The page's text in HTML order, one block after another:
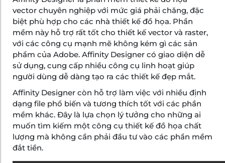
vector chuyên nghiệp với mức giá phải chăng, đặc
biệt phù hợp cho các nhà thiết kế đồ họa. Phần
mềm này hỗ trợ rất tốt cho thiết kế vector và raster,
với các công cụ mạnh mẽ không kém gì các sản
phẩm của Adobe. Affinity Designer có giao diện dễ
sử dụng, cung cấp nhiều công cụ linh hoạt giúp
người dùng dễ dàng tạo ra các thiết kế đẹp mắt.
Affinity Designer còn hỗ trợ làm việc với nhiều định
dạng file phổ biến và tương thích tốt với các phần
mềm khác. Đây là lựa chọn lý tưởng cho những ai
muốn tìm kiếm một công cụ thiết kế đồ họa chất
lượng mà không cần phải đầu tư vào các phần mềm
đắt tiền.